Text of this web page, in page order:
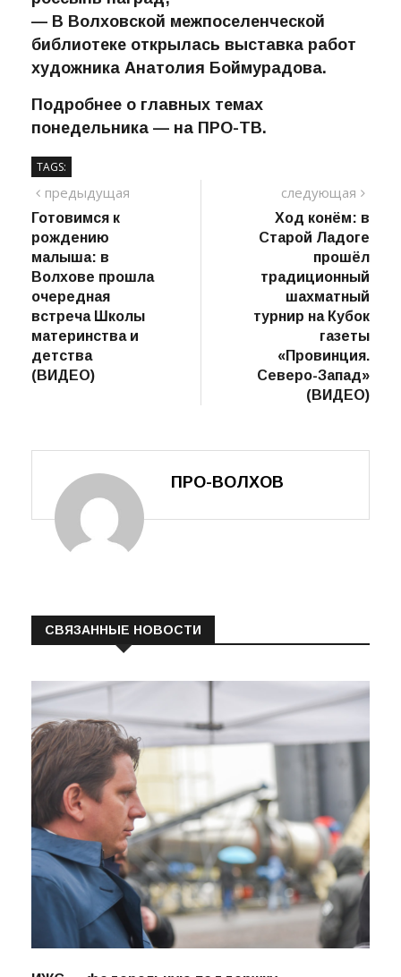
«Чирмания» и привезла в Волхов
россыпь наград;
— В Волховской межпоселенческой
библиотеке открылась выставка работ
художника Анатолия Боймурадова.
Подробнее о главных темах
понедельника — на ПРО-ТВ.
TAGS:
Навигация
по
записям
предыдущая
Готовимся к
рождению
малыша: в
Волхове прошла
очередная
встреча Школы
материнства и
следующая
пост
Ход конём: в
Старой Ладоге
прошёл
традиционный
шахматный
турнир на Кубок
газеты
«Провинция.
ПРО-ВОЛХОВ